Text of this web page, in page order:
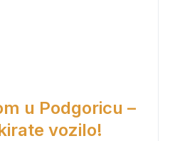
u Podgoricu –
vozilo!